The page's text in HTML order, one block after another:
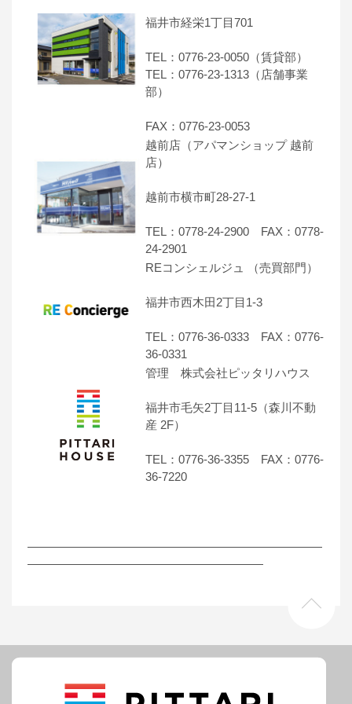
福井市経栄1丁目701
TEL：0776-23-0050（賃貸部）
TEL：0776-23-1313（店舗事業
部）
FAX：0776-23-0053
越前店（アパマンショップ 越前
店）
越前市横市町28-27-1
TEL：0778-24-2900 FAX：0778-
24-2901
REコンシェルジュ （売買部門）
福井市西木田2丁目1-3
TEL：0776-36-0333 FAX：0776-
36-0331
管理 株式会社ピッタリハウス
福井市毛矢2丁目11-5（森川不動
産 2F）
TEL：0776-36-3355 FAX：0776-
36-7220
―――――――――――――――――――――――――
――――――――――――――――――――